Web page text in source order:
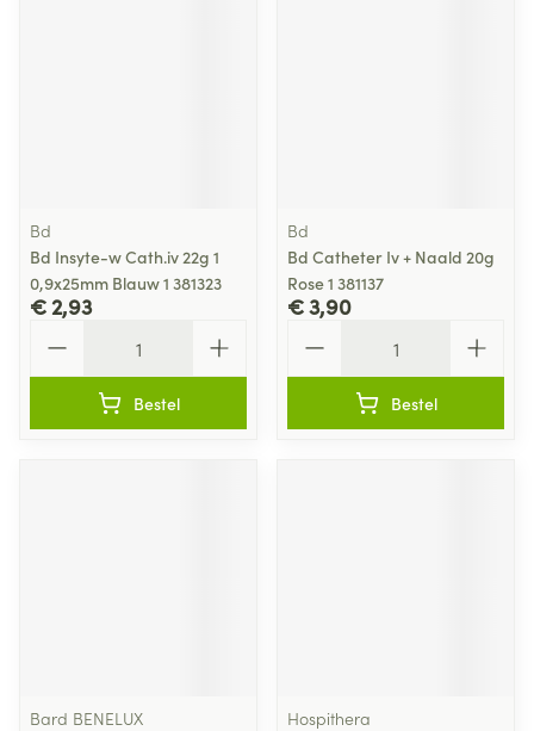
Bd
Bd Insyte-w Cath.iv 22g 1
0,9x25mm Blauw 1 381323
€ 2,93
Bestel
Bd
Bd Catheter Iv + Naald 20g
Rose 1 381137
€ 3,90
Bestel
Bard BENELUX
Hospithera